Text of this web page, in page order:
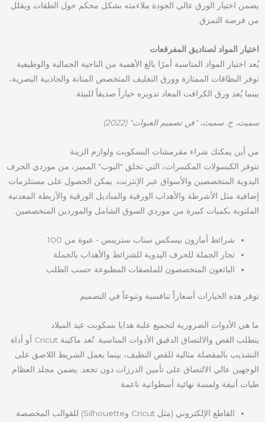
يضمن اختيار الورق عالي الجودة ملاءمته بشكل محكم حول الطقات ويقلل
من فرصة التمزق.
اختيار المواد لصناديق المفرقعات
يُعد اختيار المواد المناسبة أمرًا بالغ الأهمية من الناحية الجمالية والوظيفية.
توفر البطاقات الممتازة وورق التغليف المتخصص المتانة والجاذبية البصرية،
بينما يُعد ورق الكرافت المعاد تدويره خياراً صديقاً للبيئة.
سميث، ج. سميث، "فن تصميم العبوات" (2022)
من أين يمكنك شراء مقرمشات البسكويت ولوازم الزينة
تتوفر الكبسولات المكسرات، التي تخلق "البوب" المميز، من موردي الحرف
اليدوية المتخصصين والأسواق عبر الإنترنت. يمكن الحصول على مستلزمات
إضافية مثل الأشرطة والأهداب الورقية والمناديل الورقية والأربطة المعدنية
الملتوية بكميات كبيرة من موردي السوق الشامل والموردين المتخصصين.
شرائط أمازون بيسكس سناب ستريبس - عبوة من 100
تجار الجملة للحرف اليدوية للشرائط والأهداب بالجملة
البائعون المتخصصون للملصقات المطبوعة حسب الطلب
توفر هذه الخيارات أسعاراً تنافسية وتنوعاً في التصميم.
ما هي الأدوات الضرورية لتجميع علبة هدايا بسكويت عيد الميلاد
يتطلب القص والالتصاق الدقيق الأدوات المناسبة. تُعد ماكينة Cricut أو أداة
التشذيب بالمقصلة مثالية للقص النظيف، بينما يعمل الشريط اللاصق على
الوجهين عالي الالتصاق على تأمين الدرزات دون تجعد. يضمن مجلد العظام
طيات أنيقة ولمسة نهائية أسطوانية ناعمة.
القاطع الإلكتروني (مثل Cricut وSilhouette) للقوالب المخصصة